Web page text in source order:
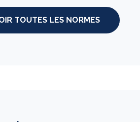
TOUTES LES NORMES